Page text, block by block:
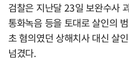
검찰은 지난달 23일 보완수사
통화녹음 등을 토대로 살인의
초 혐의였던 상해치사 대신 살
넘겼다.